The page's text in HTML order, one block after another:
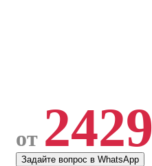
от 2429
Задайте вопрос в WhatsApp